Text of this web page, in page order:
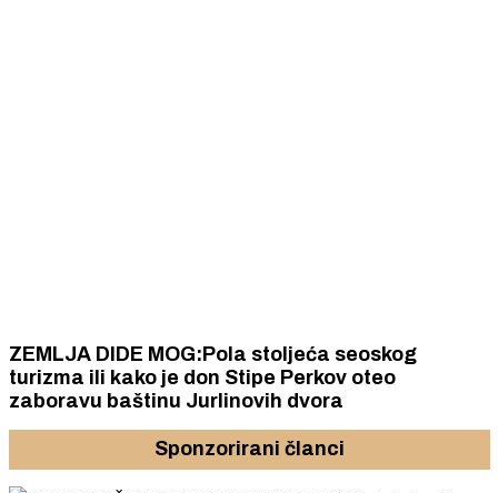
ZEMLJA DIDE MOG:Pola stoljeća seoskog
turizma ili kako je don Stipe Perkov oteo
zaboravu baštinu Jurlinovih dvora
Sponzorirani članci